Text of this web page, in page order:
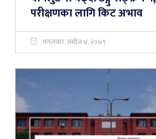
परीक्षणका लागि किट अभाव
मंगलबार, असोज ४, २०७९